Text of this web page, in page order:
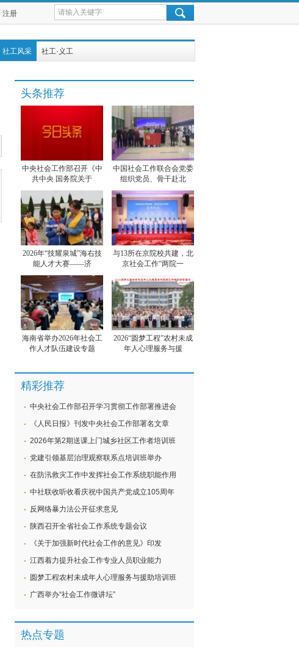
注册
社工风采 社工·义工
头条推荐
中央社会工作部召开《中
共中央 国务院关于
中国社会工作联合会党委
组织党员、骨干赴北
2026年“技耀泉城”海右技
能人才大赛——济
与13所在京院校共建，北
京社会工作“两院一
海南省举办2026年社会工
作人才队伍建设专题
2026“圆梦工程”农村未成
年人心理服务与援
精彩推荐
中央社会工作部召开学习贯彻工作部署推进会
《人民日报》刊发中央社会工作部署名文章
2026年第2期送课上门城乡社区工作者培训班
党建引领基层治理观察联系点培训班举办
在防汛救灾工作中发挥社会工作系统职能作用
中社联收听收看庆祝中国共产党成立105周年
反网络暴力法公开征求意见
陕西召开全省社会工作系统专题会议
《关于加强新时代社会工作的意见》印发
江西着力提升社会工作专业人员职业能力
圆梦工程农村未成年人心理服务与援助培训班
广西举办“社会工作微讲坛”
热点专题